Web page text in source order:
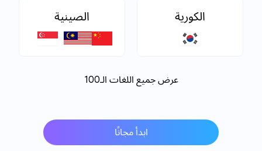
الكورية الصينية
عرض جميع اللغات الـ100
ابدأ مجانًا